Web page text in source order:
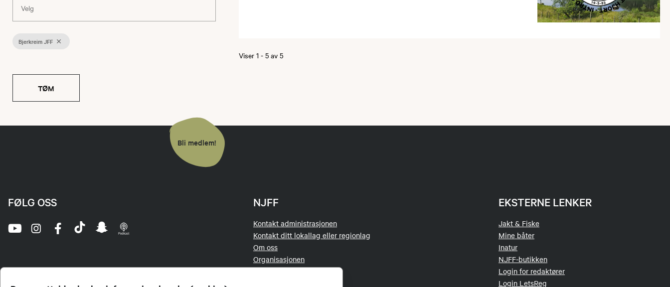
Bjerkreim JFF
TØM
Viser1- 5av5
Bli medlem!
NJFF
Kontakt administrasjonen
Kontakt ditt lokallag eller regionlag
Om oss
Organisasjonen
EKSTERNE LENKER
Jakt & Fiske
Mine båter
Inatur
NJFF-butikken
Login for redaktører
Login LetsReg
FØLG OSS